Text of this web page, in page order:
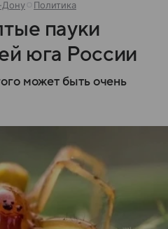
Дону Политика
пауки
юга России
может быть очень